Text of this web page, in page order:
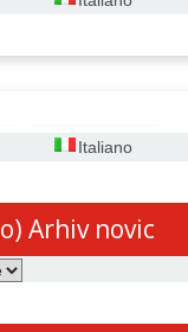
Italiano
Arhiv novic